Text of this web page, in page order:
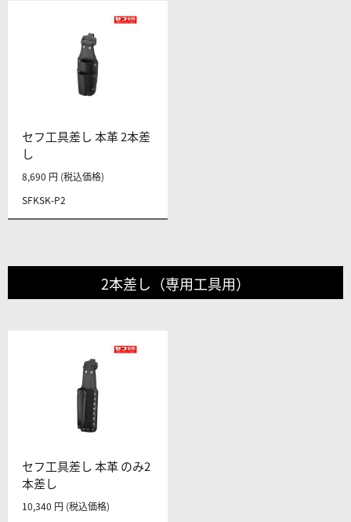
セフ工具差し 本革 2本差
し
SFKSK-P2
8,690 円 (税込価格)
2本差し（専用工具用）
セフ工具差し 本革 のみ2
本差し
10,340 円 (税込価格)